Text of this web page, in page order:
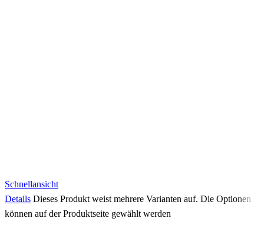
Schnellansicht
Details Dieses Produkt weist mehrere Varianten auf. Die Optionen
können auf der Produktseite gewählt werden